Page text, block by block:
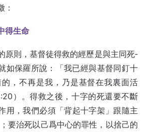
：­­
得生命
原則，基督徒得救的經歷是與主同死­
如保羅所說：「我已經與基督同釘十
，不再是我，乃是基督在我裏面活
）。得救之後，十字的死還要不斷
用，我們必須「背起十字架」跟隨主
；­要治死以己爲中心的罪性，以捨己的